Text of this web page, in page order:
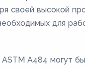
своей высокой
для
A484 могут